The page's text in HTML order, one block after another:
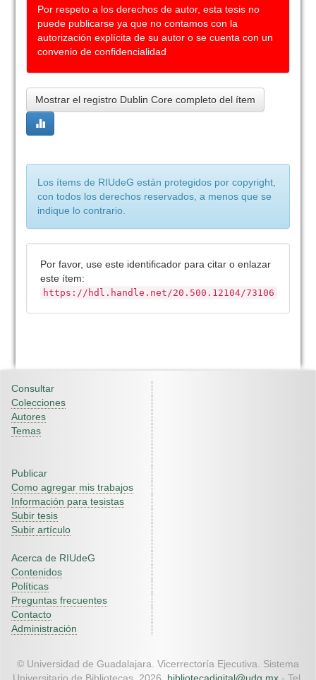
Por respeto a los derechos de autor, esta tesis no
puede publicarse ya que no contamos con la
autorización explícita de su autor o se cuenta con un
convenio de confidencialidad
Mostrar el registro Dublin Core completo del ítem
Los ítems de RIUdeG están protegidos por copyright,
con todos los derechos reservados, a menos que se
indique lo contrario.
Por favor, use este identificador para citar o enlazar
este ítem:
https://hdl.handle.net/20.500.12104/73106
Consultar
Colecciones
Autores
Temas
Publicar
Como agregar mis trabajos
Información para tesistas
Subir tesis
Subir artículo
Acerca de RIUdeG
Contenidos
Políticas
Preguntas frecuentes
Contacto
Administración
© Universidad de Guadalajara. Vicerrectoría Ejecutiva. Sistema